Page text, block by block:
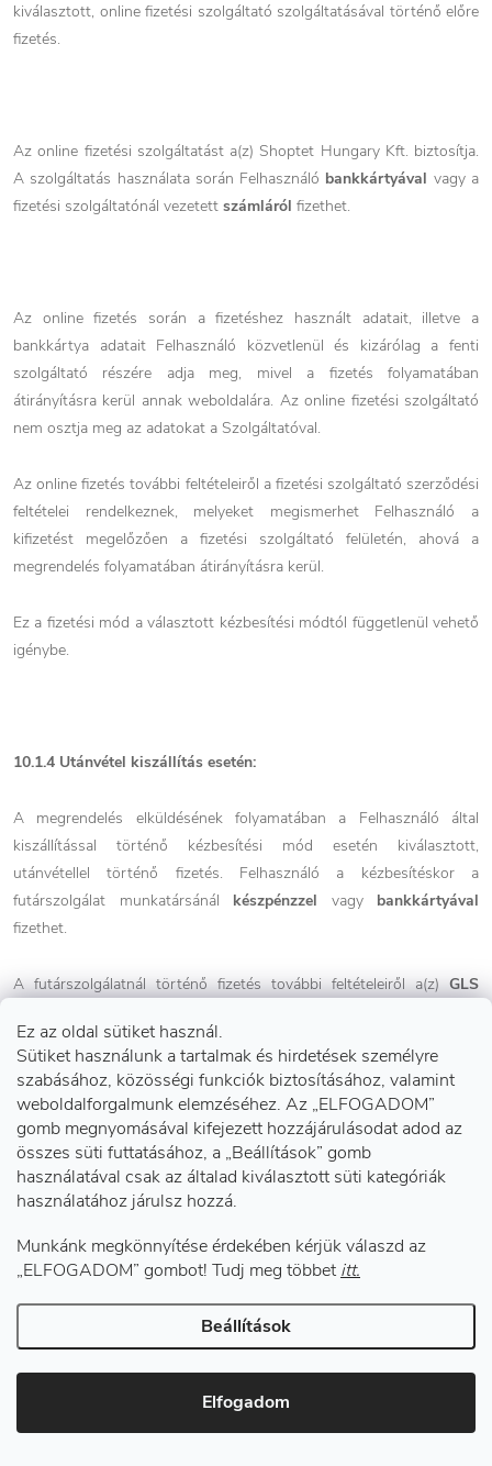
Ez az oldal sütiket használ.
Sütiket használunk a tartalmak és hirdetések személyre
szabásához, közösségi funkciók biztosításához, valamint
weboldalforgalmunk elemzéséhez. Az „ELFOGADOM”
gomb megnyomásával kifejezett hozzájárulásodat adod az
összes süti futtatásához, a „Beállítások” gomb
használatával csak az általad kiválasztott süti kategóriák
használatához járulsz hozzá.
Munkánk megkönnyítése érdekében kérjük válaszd az
„ELFOGADOM” gombot! Tudj meg többet itt.
Beállítások
Elfogadom
kiválasztott, online fizetési szolgáltató szolgáltatásával történő előre
fizetés.
Az online fizetési szolgáltatást a(z) Shoptet Hungary Kft. biztosítja.
A szolgáltatás használata során Felhasználó bankkártyával vagy a
fizetési szolgáltatónál vezetett számláról fizethet.
Az online fizetés során a fizetéshez használt adatait, illetve a
bankkártya adatait Felhasználó közvetlenül és kizárólag a fenti
szolgáltató részére adja meg, mivel a fizetés folyamatában
átirányításra kerül annak weboldalára. Az online fizetési szolgáltató
nem osztja meg az adatokat a Szolgáltatóval.
Az online fizetés további feltételeiről a fizetési szolgáltató szerződési
feltételei rendelkeznek, melyeket megismerhet Felhasználó a
kifizetést megelőzően a fizetési szolgáltató felületén, ahová a
megrendelés folyamatában átirányításra kerül.
Ez a fizetési mód a választott kézbesítési módtól függetlenül vehető
igénybe.
10.1.4 Utánvétel kiszállítás esetén:
A megrendelés elküldésének folyamatában a Felhasználó által
kiszállítással történő kézbesítési mód esetén kiválasztott,
utánvétellel történő fizetés. Felhasználó a kézbesítéskor a
futárszolgálat munkatársánál készpénzzel vagy bankkártyával
fizethet.
A futárszolgálatnál történő fizetés további feltételeiről a(z) GLS
Felhasználó a cég online felületén (lentebb részletezve).
10.1.5 Utánvétel átvételi pont esetén:
A megrendelés elküldésének folyamatában Felhasználó által
kiválasztott a(z)
GLSátvételi pontra történő kézbesítéssel,
utánvétellel történő fizetés.
Felhasználó a kézbesítéskor az átvételi pontnálkészpénzzelvagy a
kiválasztott üzlettől függőenbankkártyával